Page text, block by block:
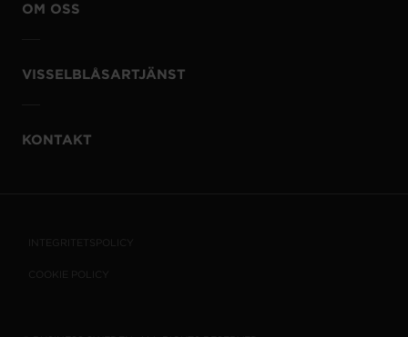
OM OSS
VISSELBLÅSARTJÄNST
KONTAKT
INTEGRITETSPOLICY
COOKIE POLICY